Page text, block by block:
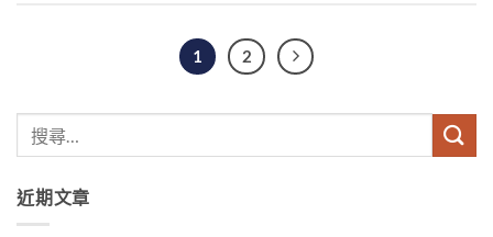
1 2
近期文章